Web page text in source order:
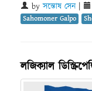
byসন্তোষ সেন|
Sahomoner Galpo
লজিক্যাল